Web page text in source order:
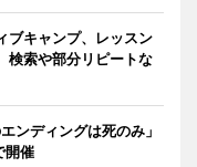
ブキャンプ、レッスン
索や部分リピートな
ンディングは死のみ」
開催